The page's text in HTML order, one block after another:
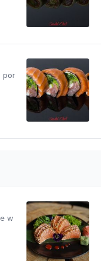
por
w